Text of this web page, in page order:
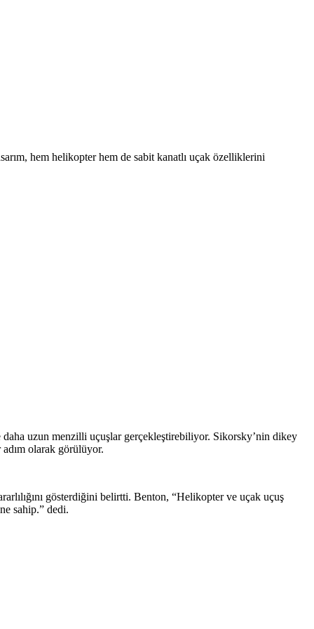
hem helikopter hem de sabit kanatlı uçak özelliklerini
uzun menzilli uçuşlar gerçekleştirebiliyor. Sikorsky’nin dikey
olarak görülüyor.
gösterdiğini belirtti. Benton, “Helikopter ve uçak uçuş
sahip.” dedi.